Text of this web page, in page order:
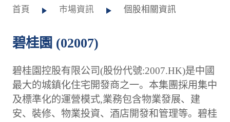
首頁 市場資訊 個股相關資訊
碧桂園 (02007)
碧桂園控股有限公司(股份代號:2007.HK)是中國
最大的城鎮化住宅開發商之一。本集團採用集中
及標準化的運營模式,業務包含物業發展、建
安、裝修、物業投資、酒店開發和管理等。碧桂